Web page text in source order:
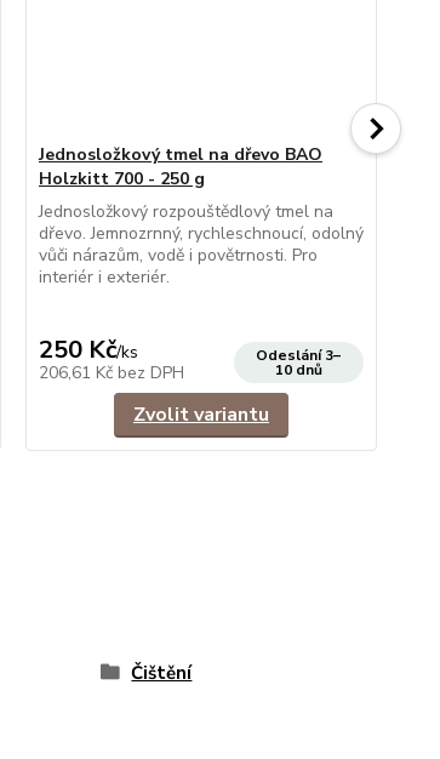
Jednosložkový tmel na dřevo BAO
Holzkitt 700 - 250 g
Jednosložkový rozpouštědlový tmel na
dřevo. Jemnozrnný, rychleschnoucí, odolný
vůči nárazům, vodě i povětrnosti. Pro
interiér i exteriér.
250 Kč/ks
206,61 Kč bez DPH
Odeslání 3–
10 dnů
Zvolit variantu
Čištění